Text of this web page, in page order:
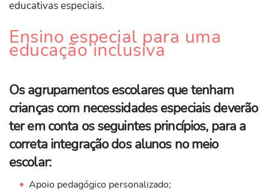
educativas especiais.
​Ensino especial para uma
educação inclusiva
Os agrupamentos escolares que tenham
crianças com necessidades especiais deverão
ter em conta os seguintes princípios, para a
correta integração dos alunos no meio
escolar:
Apoio pedagógico personalizado;